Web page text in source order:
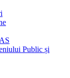
Public și